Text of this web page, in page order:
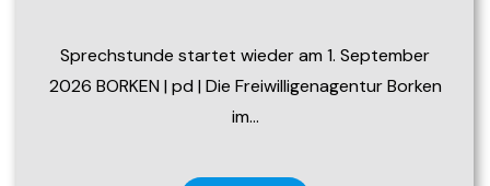
Sprechstunde startet wieder am 1. September
2026 BORKEN | pd | Die Freiwilligenagentur Borken
im…